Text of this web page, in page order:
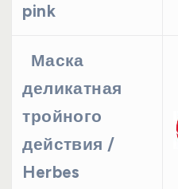
pink
Маска
деликатная
тройного
действия /
Herbes